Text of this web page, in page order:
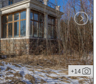
+14